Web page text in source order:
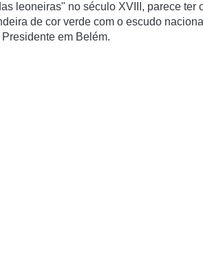
leoneiras" no século XVIII, parece ter
de cor verde com o escudo
em Belém.